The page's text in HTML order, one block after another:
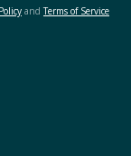
andTerms of Service